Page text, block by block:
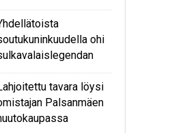
ohi
tavara löysi
Palsanmäen